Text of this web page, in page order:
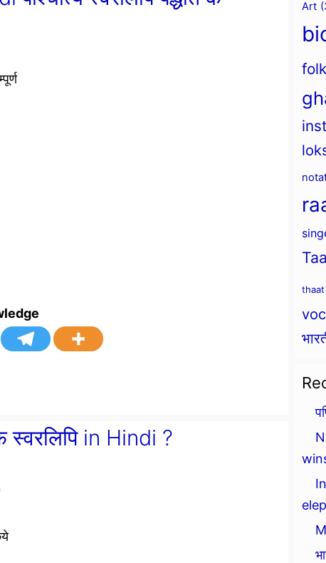
in Hindi ?
Art
folk
thaat